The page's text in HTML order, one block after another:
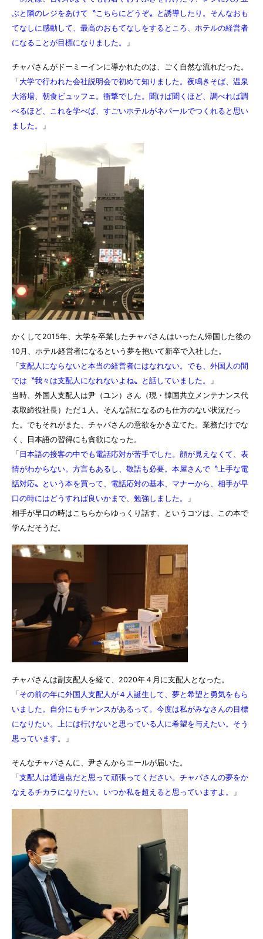
ぶと隣のレジをあけて〝こちらにどうぞ〟と誘導したり。そんなおも
てなしに感動して、最高のおもてなしをするところ、ホテルの経営者
になることが目標になりました。
」
チャパさんがドーミーインに導かれたのは、ごく自然な流れだった。
「 大学で行われた会社説明会で初めて知りました。夜鳴きそば、温泉
大浴場、朝食ビュッフェ。衝撃でした。聞けば聞くほど、調べれば調
べるほど、これを学べば、すごいホテルがネパールでつくれると思い
ました。
」
かくして2015年、大学を卒業したチャパさんはいったん帰国した後の
10月、ホテル経営者になるという夢を抱いて新卒で入社した。
「 支配人にならないと本当の経営者にはなれない。でも、外国人の間
では〝我々は支配人になれないよね〟と話していました。
」
当時、外国人支配人は尹（ユン）さん（現・韓国共立メンテナンス代
表取締役社長）ただ１人。そんな話になるのも仕方のない状況だっ
た。でもそれがまた、チャパさんの意欲をかき立てた。業務だけでな
く、日本語の習得にも貪欲になった。
「 日本語の接客の中でも電話応対が苦手でした。顔が見えなくて、表
情がわからない。方言もあるし、敬語も必要。本屋さんで〝上手な電
話対応〟という本を買って、電話応対の基本、マナーから、相手が早
口の時にはどうすれば良いかまで、勉強しました。
」
相手が早口の時はこちらからゆっくり話す、というコツは、この本で
学んだそうだ。
チャパさんは副支配人を経て、2020年４月に支配人となった。
「その前の年に外国人支配人が４人誕生して、夢と希望と勇気をもら
いました。自分にもチャンスがあるって。今度は私がみなさんの目標
になりたい。上には行けないと思っている人に希望を与えたい。そう
思っています 。」
そんなチャパさんに、尹さんからエールが届いた。
「 支配人は通過点だと思って頑張ってください。チャパさんの夢をか
なえるチカラになりたい。いつか私を超えると思っていますよ。
」